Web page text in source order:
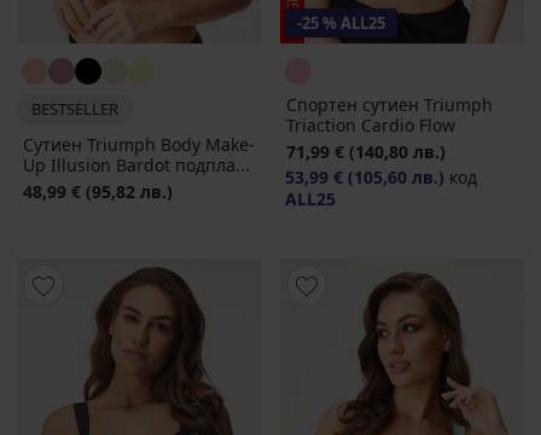
BESTSELLER
Сутиен Triumph Body Make-
Up Illusion Bardot подпла...
48,99 € (95,82 лв.)
-25 % ALL25
Спортен сутиен Triumph
Triaction Cardio Flow
71,99 € (140,80 лв.)
53,99 € (105,60 лв.) код
ALL25